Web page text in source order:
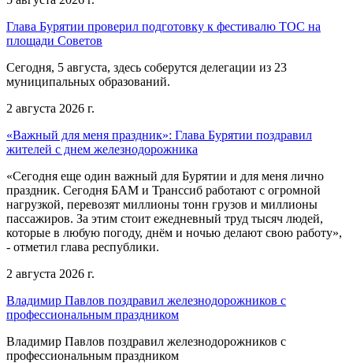
Глава Бурятии проверил подготовку к фестивалю ТОС на
площади Советов
Сегодня, 5 августа, здесь соберутся делегации из 23
муниципальных образований.
2 августа 2026 г.
«Важный для меня праздник»: Глава Бурятии поздравил
жителей с днем железнодорожника
«Сегодня еще один важный для Бурятии и для меня лично
праздник. Сегодня БАМ и Транссиб работают с огромной
нагрузкой, перевозят миллионы тонн грузов и миллионы
пассажиров. За этим стоит ежедневный труд тысяч людей,
которые в любую погоду, днём и ночью делают свою работу»,
- отметил глава республики.
2 августа 2026 г.
Владимир Павлов поздравил железнодорожников с
профессиональным праздником
Владимир Павлов поздравил железнодорожников с
профессиональным праздником